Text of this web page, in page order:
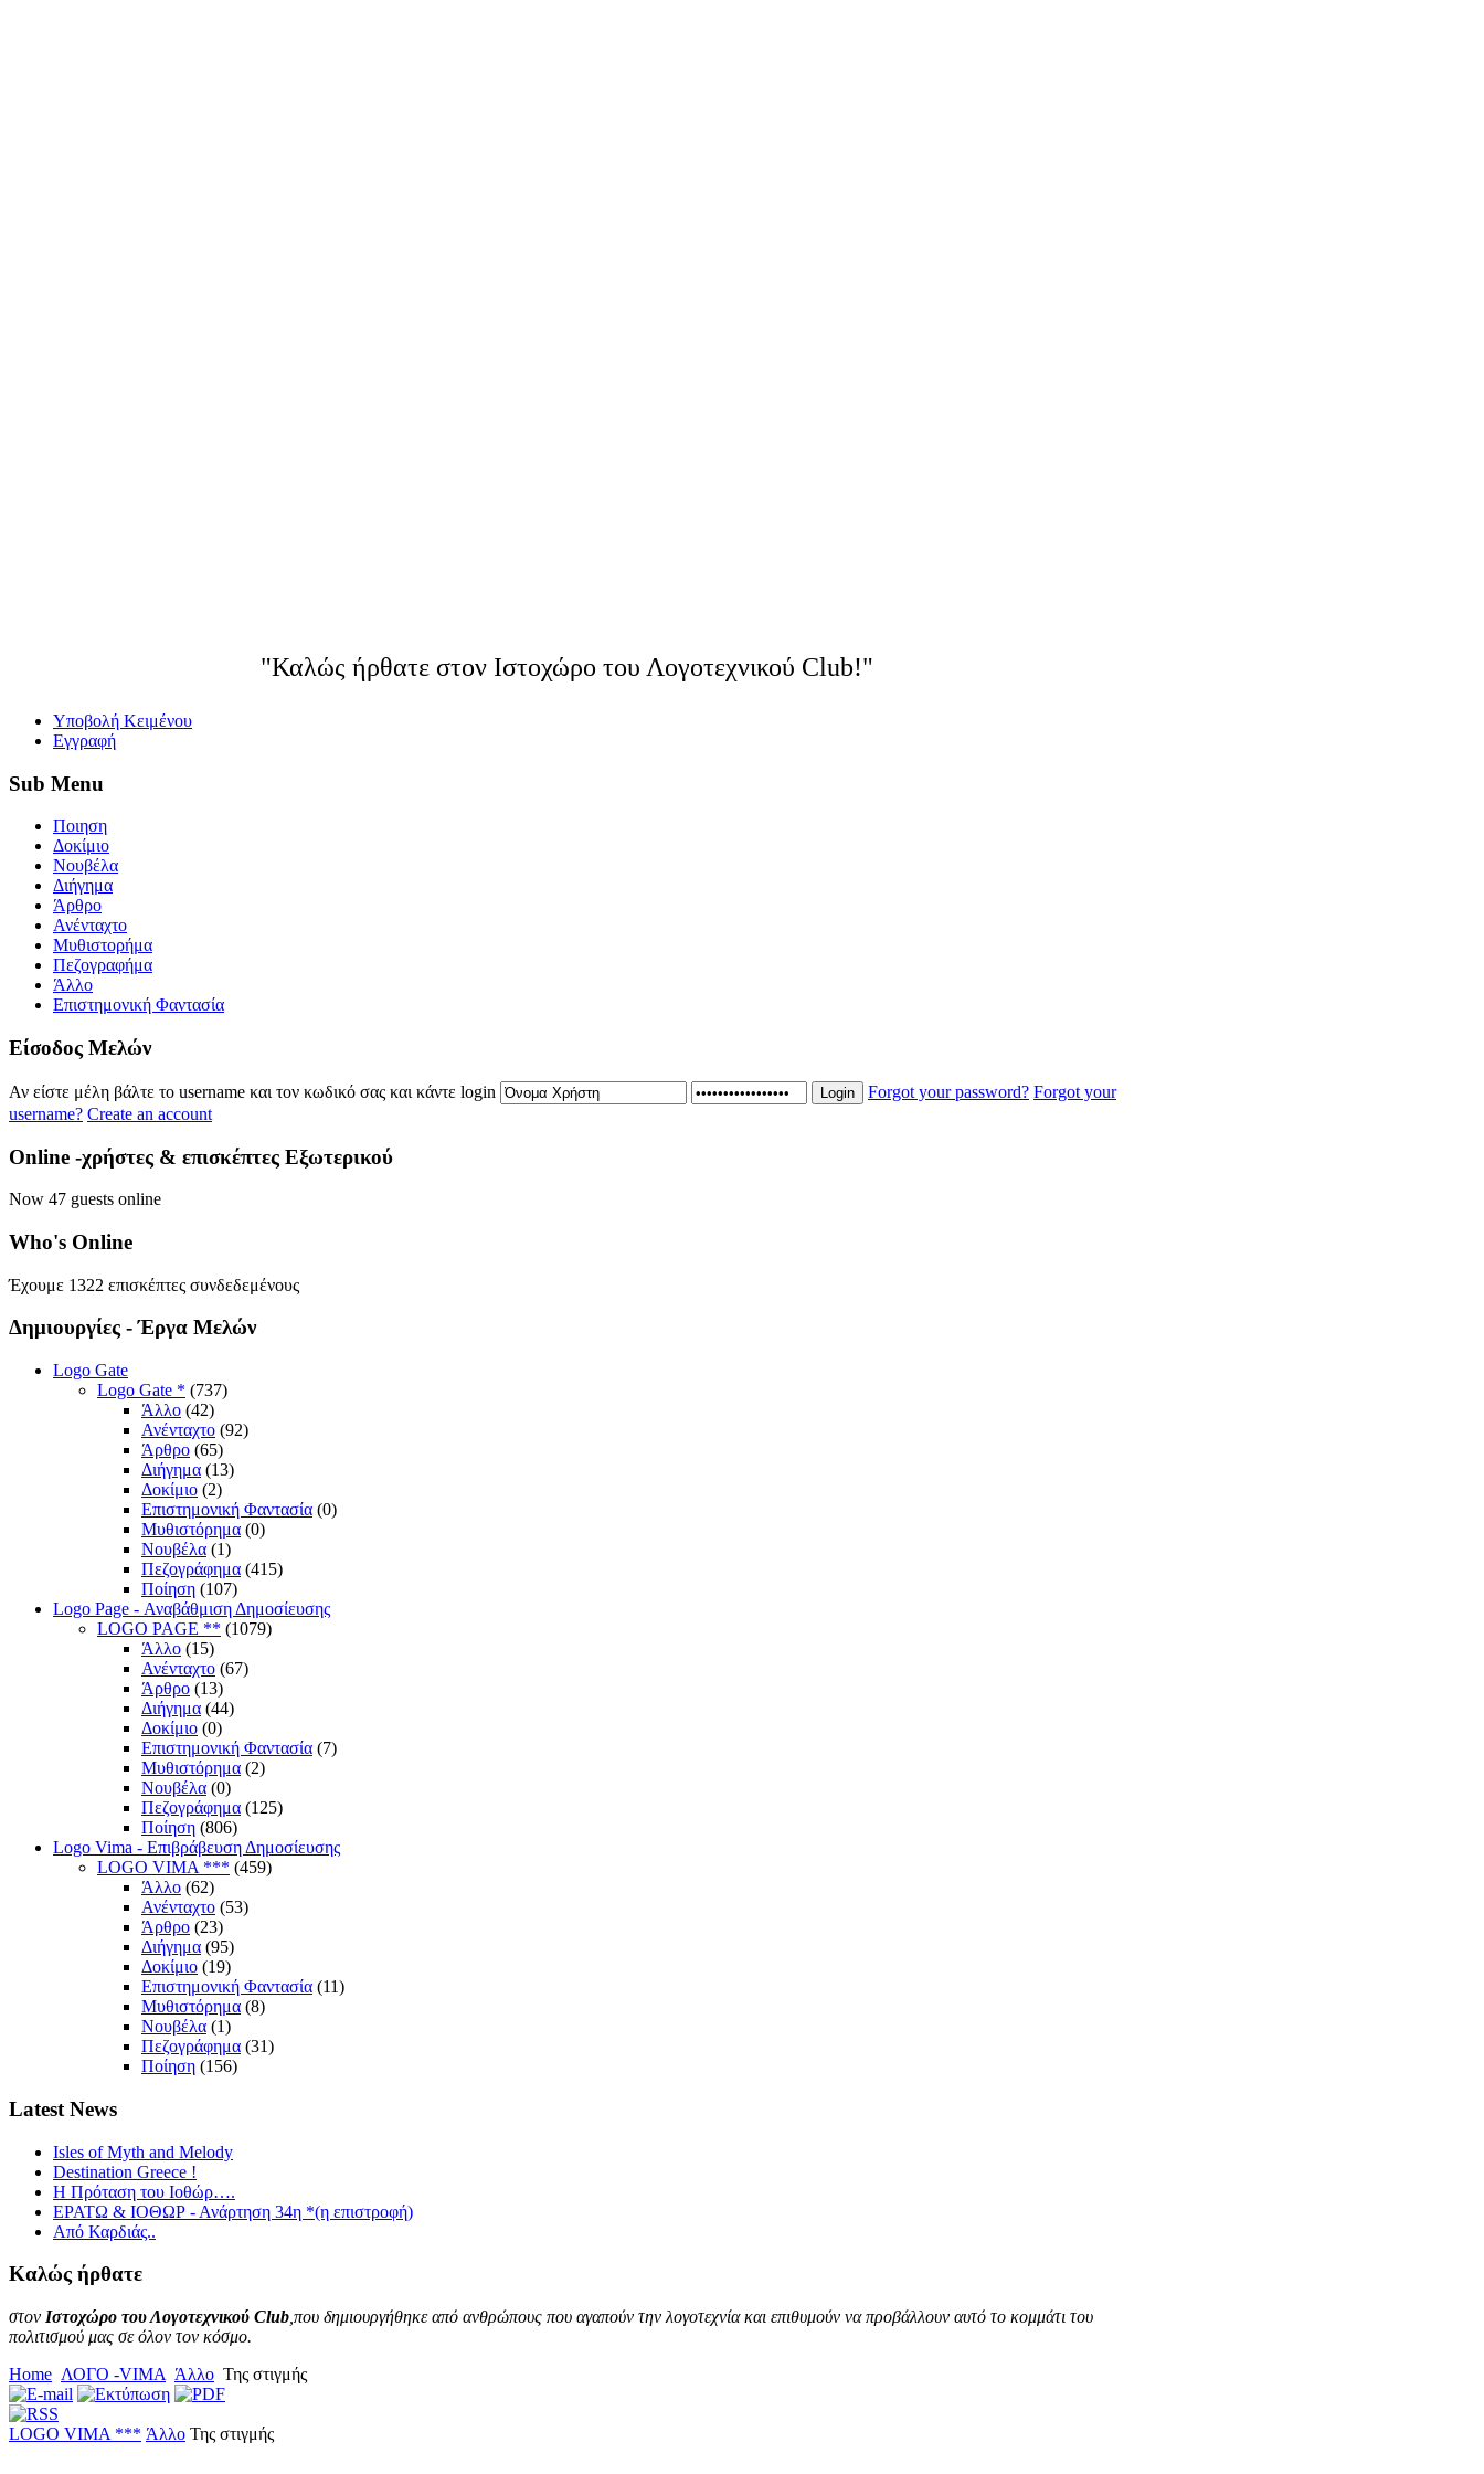
"Καλώς ήρθατε στον Ιστοχώρο του Λογοτεχνικού Club!"
Yποβολή Κειμένου
Εγγραφή
Sub Menu
Ποιηση
Δοκίμιο
Νουβέλα
Διήγημα
Άρθρο
Ανένταχτο
Μυθιστορήμα
Πεζογραφήμα
Άλλο
Επιστημονική Φαντασία
Eίσοδος Μελών
Αν είστε μέλη βάλτε το username και τον κωδικό σας και κάντε login Login Forgot your password? Forgot your
username? Create an account
Online -χρήστες & επισκέπτες Εξωτερικού
Now 47 guests online
Who's Online
Έχουμε 1322 επισκέπτες συνδεδεμένους
Δημιουργίες - Έργα Μελών
Logo Gate
Logo Gate * (737)
Άλλο (42)
Ανένταχτο (92)
Άρθρο (65)
Διήγημα (13)
Δοκίμιο (2)
Επιστημονική Φαντασία (0)
Μυθιστόρημα (0)
Νουβέλα (1)
Πεζογράφημα (415)
Ποίηση (107)
Logo Page - Αναβάθμιση Δημοσίευσης
LOGO PAGE ** (1079)
Άλλο (15)
Ανένταχτο (67)
Άρθρο (13)
Διήγημα (44)
Δοκίμιο (0)
Επιστημονική Φαντασία (7)
Μυθιστόρημα (2)
Νουβέλα (0)
Πεζογράφημα (125)
Ποίηση (806)
Logo Vima - Επιβράβευση Δημοσίευσης
LOGO VIMA *** (459)
Άλλο (62)
Ανένταχτο (53)
Άρθρο (23)
Διήγημα (95)
Δοκίμιο (19)
Επιστημονική Φαντασία (11)
Μυθιστόρημα (8)
Νουβέλα (1)
Πεζογράφημα (31)
Ποίηση (156)
Latest News
Isles of Myth and Melody
Destination Greece !
Η Πρόταση του Ιοθώρ….
ΕΡΑΤΩ & ΙΟΘΩΡ - Ανάρτηση 34η *(η επιστροφή)
Από Καρδιάς..
Καλώς ήρθατε
στον Ιστοχώρο του Λογοτεχνικού Club ,που δημιουργήθηκε από ανθρώπους που αγαπούν την λογοτεχνία και επιθυμούν να προβάλλουν αυτό το κομμάτι του
πολιτισμού μας σε όλον τον κόσμο.
Home ΛΟΓΟ -VIMA Άλλο Της στιγμής
LOGO VIMA *** Άλλο Της στιγμής